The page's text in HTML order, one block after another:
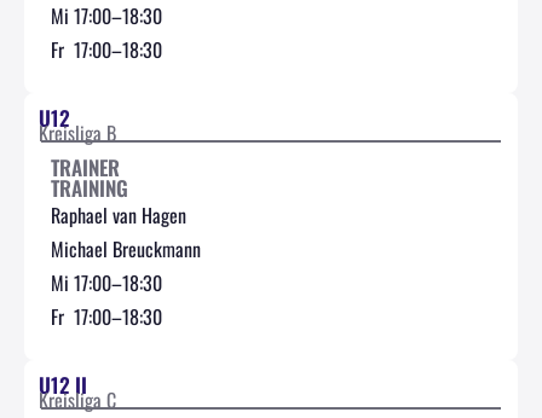
Mi 17:00–18:30
Fr 17:00–18:30
U12
Kreisliga B
TRAINER
TRAINING
Raphael van Hagen
Michael Breuckmann
Mi 17:00–18:30
Fr 17:00–18:30
U12 II
Kreisliga C